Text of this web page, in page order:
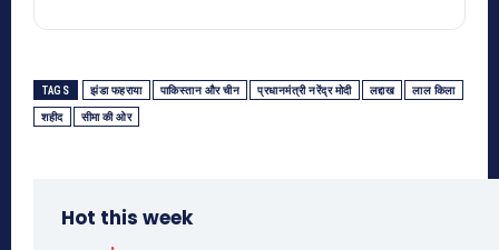
TAGS झंडा फहराया पाकिस्तान और चीन प्रधानमंत्री नरेंद्र मोदी लद्दाख लाल किला
शहीद सीमा की ओर
Hot this week